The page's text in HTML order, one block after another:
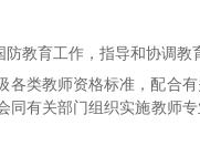
教育工作，指导和协调教
类教师资格标准，配合
有关部门组织实施教师